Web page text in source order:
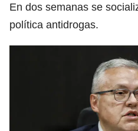
En dos semanas se
política antidrogas.